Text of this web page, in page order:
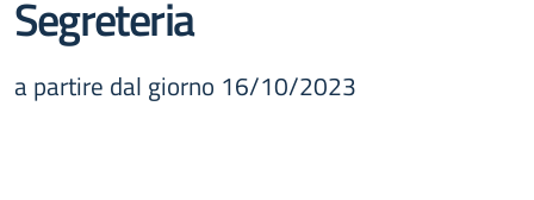
Segreteria
a partire dal giorno 16/10/2023